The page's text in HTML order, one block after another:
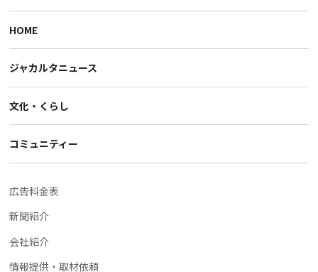
HOME
ジャカルタニュース
文化・くらし
コミュニティー
広告料金表
新聞紹介
会社紹介
情報提供・取材依頼